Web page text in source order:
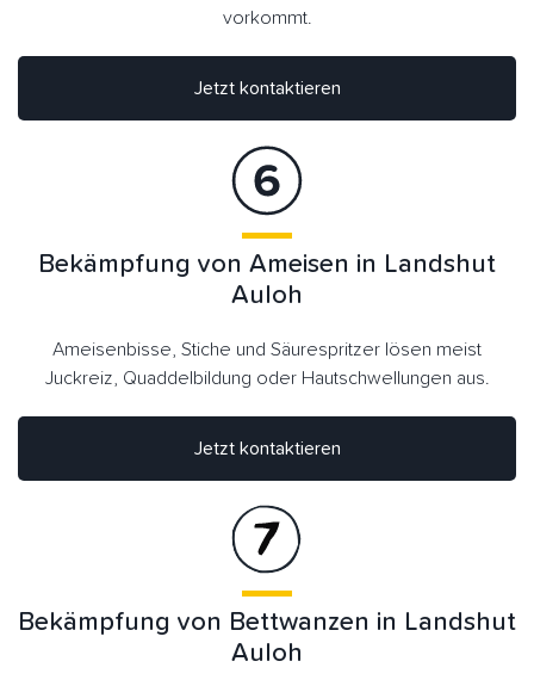
vorkommt.
Jetzt kontaktieren
Jetzt kontaktieren
Bekämpfung von Ameisen in Landshut
Auloh
Ameisenbisse, Stiche und Säurespritzer lösen meist
Juckreiz, Quaddelbildung oder Hautschwellungen aus.
Bekämpfung von Bettwanzen in Landshut
Auloh